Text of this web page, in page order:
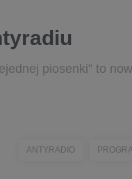
piosenki” to
ANTYRADIO